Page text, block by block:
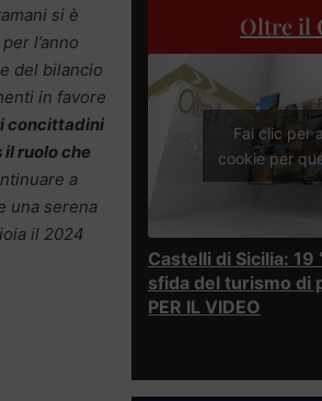
si è
l’anno
del bilancio
in favore
concittadini
il ruolo che
a
una serena
il 2024
Oltre il
Fai clic per
cookie per
Castelli di Sicilia: 19
sfida del turismo di
PER IL VIDEO